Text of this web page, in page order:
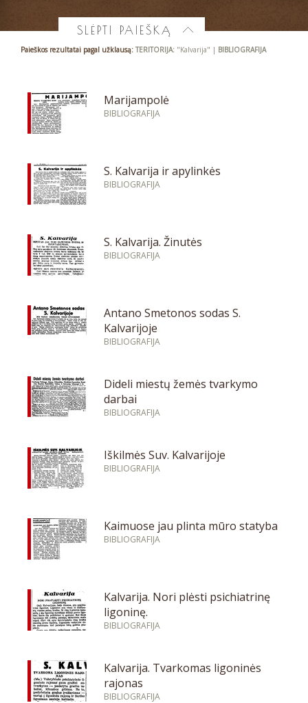
SLĖPTI PAIEŠKĄ
Paieškos rezultatai pagal užklausą: TERITORIJA: "Kalvarija" | BIBLIOGRAFIJA
Marijampolė
BIBLIOGRAFIJA
S. Kalvarija ir apylinkės
BIBLIOGRAFIJA
S. Kalvarija. Žinutės
BIBLIOGRAFIJA
Antano Smetonos sodas S.
Kalvarijoje
BIBLIOGRAFIJA
Dideli miestų žemės tvarkymo
darbai
BIBLIOGRAFIJA
Iškilmės Suv. Kalvarijoje
BIBLIOGRAFIJA
Kaimuose jau plinta mūro statyba
BIBLIOGRAFIJA
Kalvarija. Nori plėsti psichiatrinę
ligoninę.
BIBLIOGRAFIJA
Kalvarija. Tvarkomas ligoninės
rajonas
BIBLIOGRAFIJA